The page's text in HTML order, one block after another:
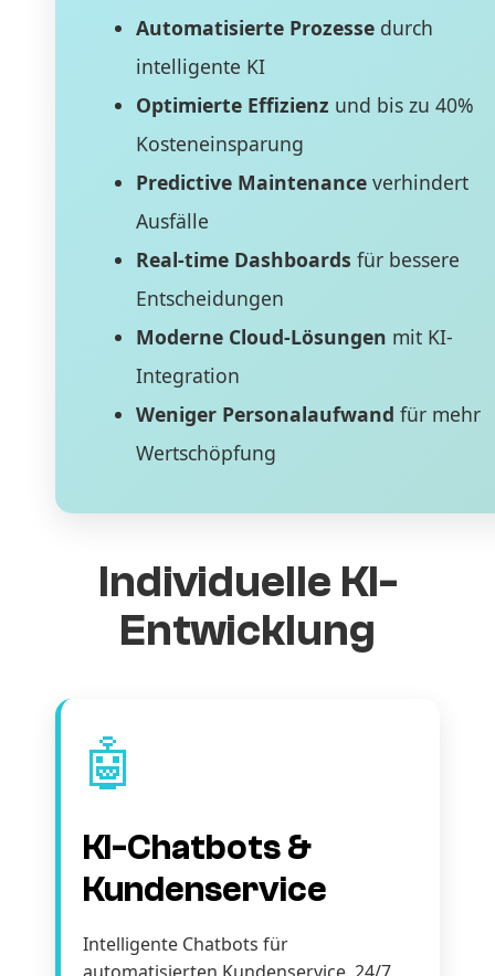
Automatisierte Prozessedurch
intelligente KI
Optimierte Effizienz und bis zu 40%
Kosteneinsparung
Predictive Maintenanceverhindert
Ausfälle
Real-time Dashboards für bessere
Entscheidungen
Moderne Cloud-Lösungen mit KI-
Integration
Weniger Personalaufwand für mehr
Wertschöpfung
Individuelle KI-
Entwicklung
🤖
KI-Chatbots &
Kundenservice
Intelligente Chatbots für